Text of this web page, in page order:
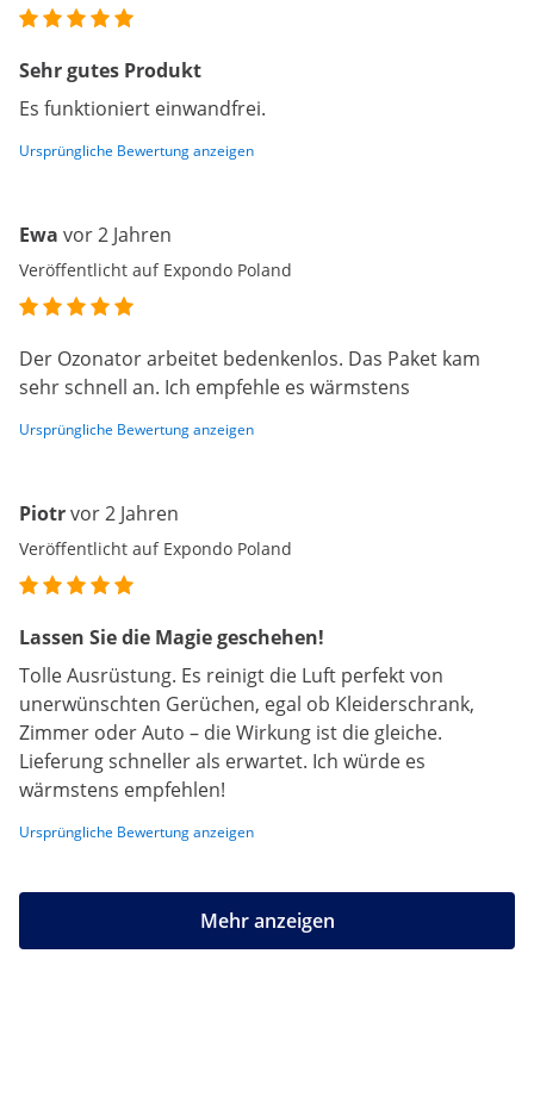
Sehr gutes Produkt
Es funktioniert einwandfrei.
Ursprüngliche Bewertung anzeigen
Ewa vor 2 Jahren
Veröffentlicht auf Expondo Poland
Der Ozonator arbeitet bedenkenlos. Das Paket kam
sehr schnell an. Ich empfehle es wärmstens
Ursprüngliche Bewertung anzeigen
Piotrvor 2 Jahren
Veröffentlicht auf Expondo Poland
Lassen Sie die Magie geschehen!
Tolle Ausrüstung. Es reinigt die Luft perfekt von
unerwünschten Gerüchen, egal ob Kleiderschrank,
Zimmer oder Auto – die Wirkung ist die gleiche.
Lieferung schneller als erwartet. Ich würde es
wärmstens empfehlen!
Ursprüngliche Bewertung anzeigen
Mehr anzeigen